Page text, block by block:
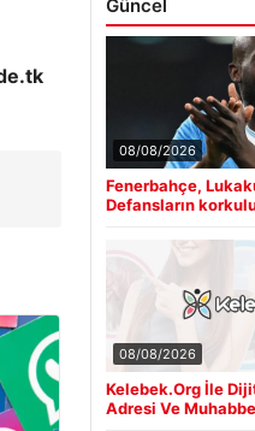
Güncel
08/08/2026
Fenerbahçe,
Defansların
08/08/2026
Kelebek.Org İle
Adresi Ve